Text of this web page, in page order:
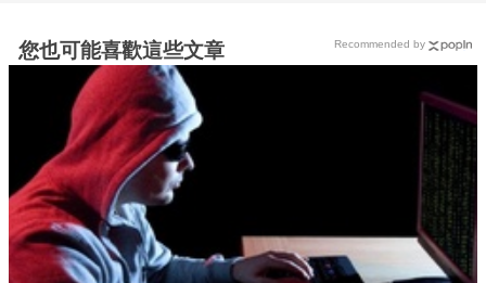
您也可能喜歡這些文章 Recommended by